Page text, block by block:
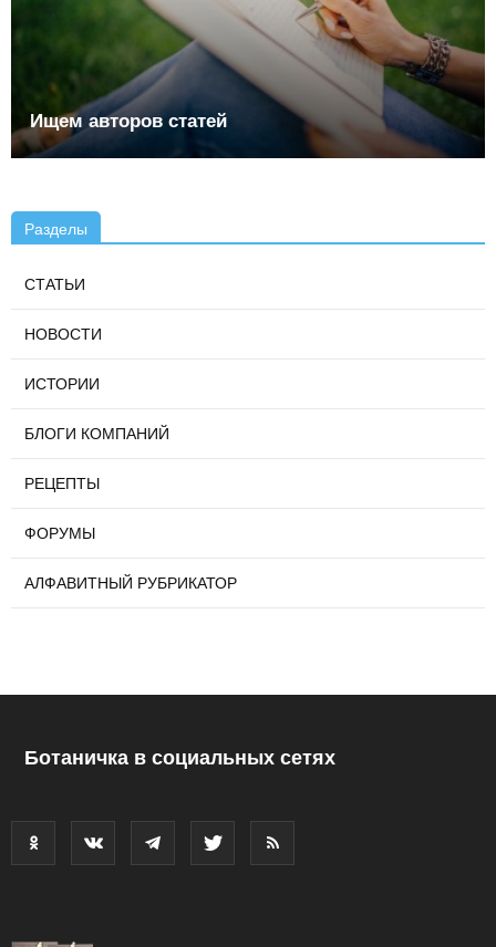
Ищем авторов статей
Разделы
СТАТЬИ
НОВОСТИ
ИСТОРИИ
БЛОГИ КОМПАНИЙ
РЕЦЕПТЫ
ФОРУМЫ
АЛФАВИТНЫЙ РУБРИКАТОР
Ботаничка в социальных сетях